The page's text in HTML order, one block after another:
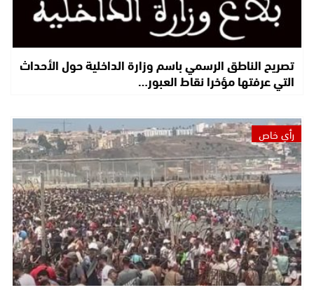
تصريح الناطق الرسمي باسم وزارة الداخلية حول الأحداث
التي عرفتها مؤخرا نقاط العبور…
رأي خاص